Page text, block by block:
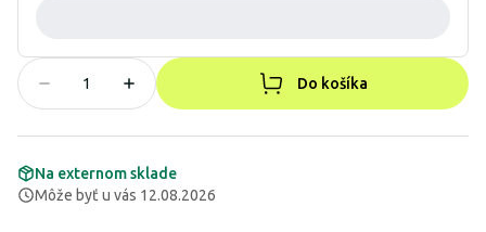
Do košíka
Na externom sklade
Môže byť u vás 12.08.2026